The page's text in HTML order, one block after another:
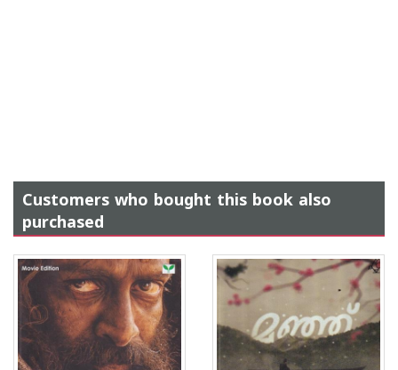
Customers who bought this book also
purchased